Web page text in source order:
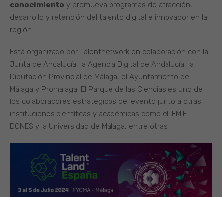
conocimiento y promueva programas de atracción,
desarrollo y retención del talento digital e innovador en la
región.
Está organizado por Talentnetwork en colaboración con la
Junta de Andalucía, la Agencia Digital de Andalucía, la
Diputación Provincial de Málaga, el Ayuntamiento de
Málaga y Promalaga. El Parque de las Ciencias es uno de
los colaboradores estratégicos del evento junto a otras
instituciones científicas y académicas como el IFMIF-
DONES y la Universidad de Málaga, entre otras.